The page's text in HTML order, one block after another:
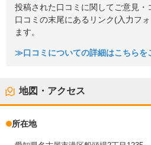
投稿された口コミに関してご意見・
口コミの末尾にあるリンク(入力フ
ます。
≫口コミについての詳細はこちらを
地図・アクセス
所在地